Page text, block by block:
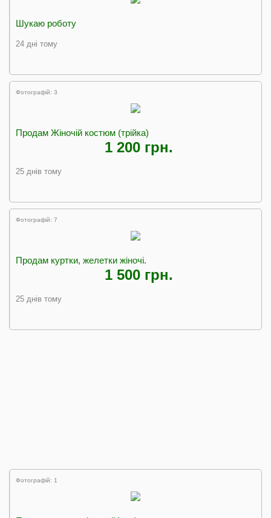
Шукаю роботу
24 дні тому
Фотографій: 3
Продам Жіночій костюм (трійка)
1 200 грн.
25 днів тому
Фотографій: 7
Продам куртки, желетки жіночі.
1 500 грн.
25 днів тому
Фотографій: 1